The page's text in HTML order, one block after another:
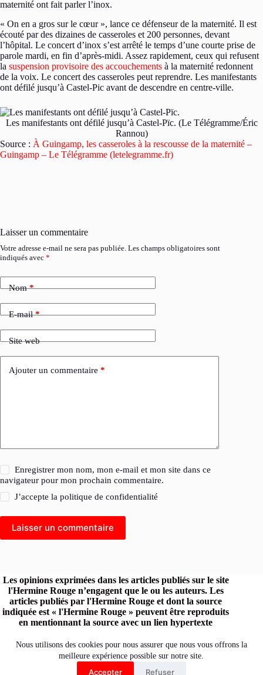
Nous utilisons des cookies pour nous assurer que nous vous offrons la
meilleure expérience possible sur notre site.
Accepter Refuser
maternité ont fait parler l’inox.
« On en a gros sur le cœur », lance ce défenseur de la maternité. Il est
écouté par des dizaines de casseroles et 200 personnes, devant
l’hôpital. Le concert d’inox s’est arrêté le temps d’une courte prise de
parole mardi, en fin d’après-midi. Assez rapidement, ceux qui refusent
la suspension provisoire des accouchements à la maternité redonnent
de la voix. Le concert des casseroles peut reprendre. Les manifestants
ont défilé jusqu’à Castel-Pic avant de descendre en centre-ville.
Les manifestants ont défilé jusqu’à Castel-Pïc. (Le Télégramme/Éric
Rannou)
Source : À Guingamp, les casseroles à la rescousse de la maternité –
Guingamp – Le Télégramme (letelegramme.fr)
Laisser un commentaire
Votre adresse e-mail ne sera pas publiée. Les champs obligatoires sont
indiqués avec *
Nom*
E-mail*
Site web
Ajouter un commentaire *
Enregistrer mon nom, mon e-mail et mon site dans ce
navigateur pour mon prochain commentaire.
J’accepte lapolitique de confidentialité
Laisser un commentaire
Les opinions exprimées dans les articles publiés sur le site
l'Hermine Rouge n’engagent que le ou les auteurs. Les
articles publiés par l'Hermine Rouge et dont la source
indiquée est « l'Hermine Rouge » peuvent être reproduits
en mentionnant la source avec un lien hypertexte
Retrouvez l'Hermine Rouge sur les réseaux :